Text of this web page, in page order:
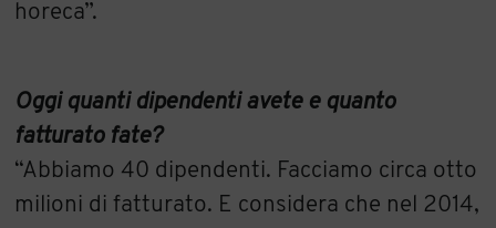
horeca”.
Oggi quanti dipendenti avete e quanto
fatturato fate?
“Abbiamo 40 dipendenti. Facciamo circa otto
milioni di fatturato. E considera che nel 2014,